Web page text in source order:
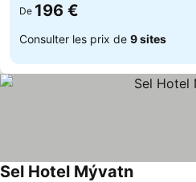
De 196 €
Consulter les prix de 9 sites
Sel Hotel Mývatn